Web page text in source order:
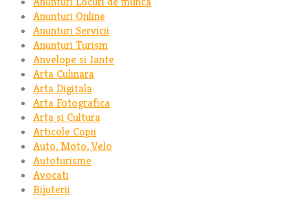
Anunturi Online
Anunturi Servicii
Anunturi Turism
Anvelope si Jante
Arta Culinara
Arta Digitala
Arta Fotografica
Arta si Cultura
Articole Copii
Auto, Moto, Velo
Autoturisme
Avocati
Bijuterii